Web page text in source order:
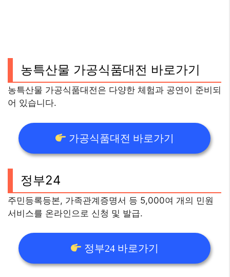
농특산물 가공식품대전 바로가기
농특산물 가공식품대전은 다양한 체험과 공연이 준비되
어 있습니다.
가공식품대전 바로가기
정부24
주민등록등본, 가족관계증명서 등 5,000여 개의 민원
서비스를 온라인으로 신청 및 발급.
정부24 바로가기